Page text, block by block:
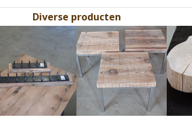
Diverse producten
Use
the
left
and
right
keys
to